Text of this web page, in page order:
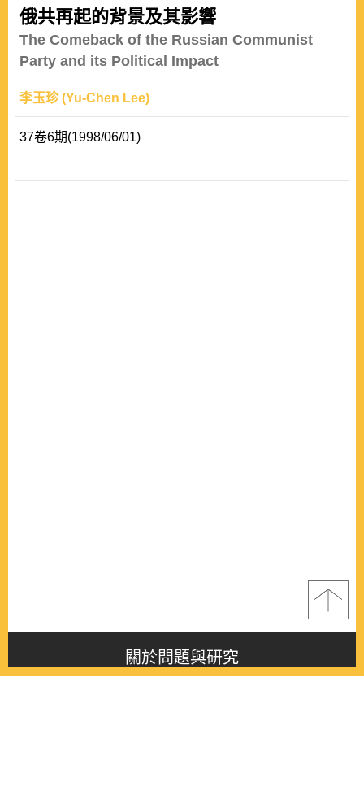
strategy, Mongolia uses the opportunities endowed from
its geography to balance neighboring threats, ensure its
national securi..
俄共再起的背景及其影響
The Comeback of the Russian Communist
Party and its Political Impact
李玉珍 (Yu-Chen Lee)
37卷6期(1998/06/01)
關於問題與研究
About this journal